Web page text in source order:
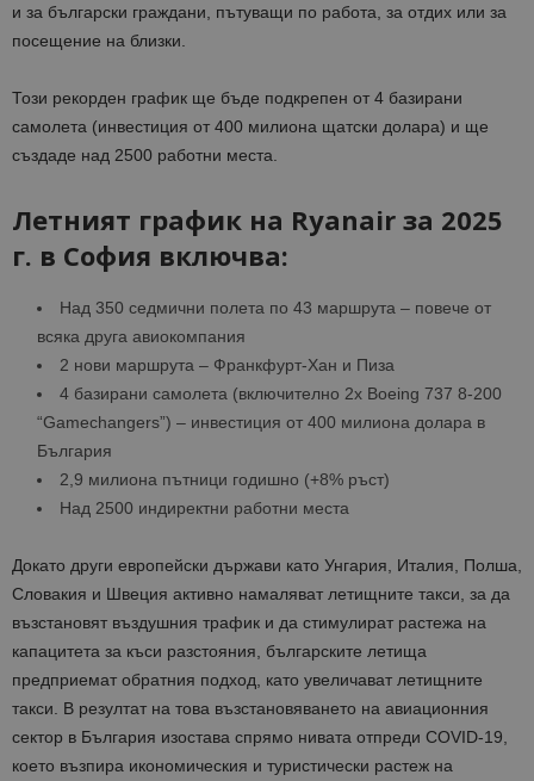
и за български граждани, пътуващи по работа, за отдих или за
посещение на близки.
Този рекорден график ще бъде подкрепен от 4 базирани
самолета (инвестиция от 400 милиона щатски долара) и ще
създаде над 2500 работни места.
Летният график на Ryanair за 2025
г. в София включва:
Над 350 седмични полета по 43 маршрута – повече от
всяка друга авиокомпания
2 нови маршрута – Франкфурт-Хан и Пиза
4 базирани самолета (включително 2x Boeing 737 8-200
“Gamechangers”) – инвестиция от 400 милиона долара в
България
2,9 милиона пътници годишно (+8% ръст)
Над 2500 индиректни работни места
Докато други европейски държави като Унгария, Италия, Полша,
Словакия и Швеция активно намаляват летищните такси, за да
възстановят въздушния трафик и да стимулират растежа на
капацитета за къси разстояния, българските летища
предприемат обратния подход, като увеличават летищните
такси. В резултат на това възстановяването на авиационния
сектор в България изостава спрямо нивата отпреди COVID-19,
което възпира икономическия и туристически растеж на